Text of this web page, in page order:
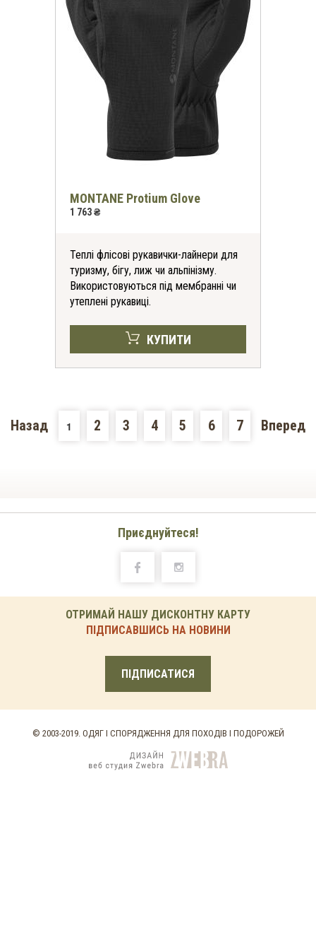
MONTANE Protium Glove
1 763 ₴
Теплі флісові рукавички-лайнери для
туризму, бігу, лиж чи альпінізму.
Використовуються під мембранні чи
утеплені рукавиці.
КУПИТИ
Назад 1 2 3 4 5 6 7 Вперед
Приєднуйтеся!
ОТРИМАЙ НАШУ ДИСКОНТНУ КАРТУ
ПІДПИСАВШИСЬ НА НОВИНИ
ПІДПИСАТИСЯ
© 2003-2019. ОДЯГ І СПОРЯДЖЕННЯ ДЛЯ ПОХОДІВ І ПОДОРОЖЕЙ